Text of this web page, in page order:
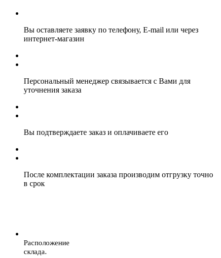
Вы оставляете заявку по телефону, E-mail или через
интернет-магазин
Персональный менеджер связывается с Вами для
уточнения заказа
Вы подтверждаете заказ и оплачиваете его
После комплектации заказа производим отгрузку точно
в срок
Расположение
склада.